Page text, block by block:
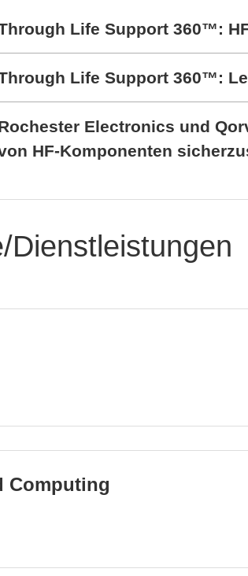
Life Support 360™:
Life Support 360™:
Electronics und
HF-Komponenten
Dienstleistungen
Computing